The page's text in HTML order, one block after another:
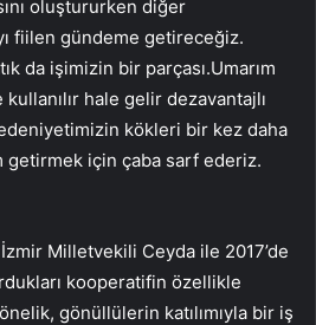
oluştururken diğer
fiilen gündeme getireceğiz.
da işimizin bir parçası.Umarım
hale gelir dezavantajlı
kökleri bir kez daha
için çaba sarf ederiz.
Milletvekili Ceyda ile 2017’de
kooperatifin özellikle
gönüllülerin katılımıyla bir iş